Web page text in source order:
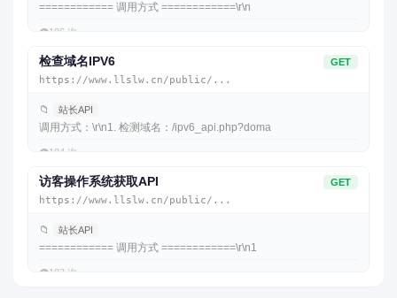
============ 调用方式 ============\r\n
👁️186 次
检查域名IPV6 GET
https://www.llslw.cn/public/...
📁 站长API
调用方式：\r\n1. 检测域名：/ipv6_api.php?doma
👁️184 次
访客操作系统获取API GET
https://www.llslw.cn/public/...
📁 站长API
============ 调用方式 ============\r\n1
👁️183 次